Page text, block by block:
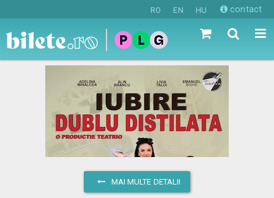
RO EN HU contact
MAI MULTE DETALII